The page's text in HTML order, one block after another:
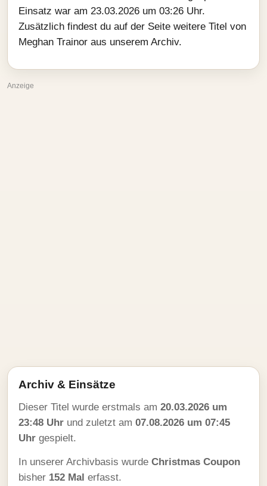
Einsatz war am 23.03.2026 um 03:26 Uhr.
Zusätzlich findest du auf der Seite weitere Titel von
Meghan Trainor aus unserem Archiv.
Anzeige
Archiv & Einsätze
Dieser Titel wurde erstmals am 20.03.2026 um
23:48 Uhr und zuletzt am 07.08.2026 um 07:45
Uhr gespielt.
In unserer Archivbasis wurde Christmas Coupon
bisher 152 Mal erfasst.